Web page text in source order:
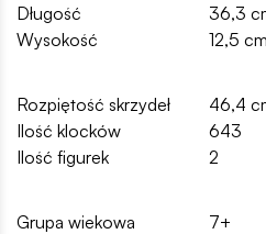
Długość
36,3
Wysokość
12,5
Rozpiętość skrzydeł
46,4
Ilość klocków
643
Ilość figurek
2
Grupa wiekowa 7+